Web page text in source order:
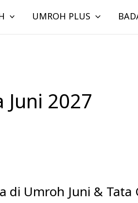
UMROH PLUS
Juni 2027
di Umroh Juni & Tata